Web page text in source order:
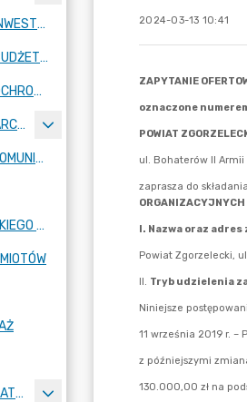
OGŁOSZENIA WYDZIAŁU INWESTYCJI I ZAMÓWIEŃ PUBLICZNYCH
OGŁOSZENIA WYDZIAŁU BUDŻETU I FINANSÓW
OGŁOSZENIA WYDZIAŁU OCHRONY ŚRODOWISKA
OGŁOSZENIA WYDZIAŁU ARCHITEKTURY I BUDOWNICTWA
OGŁOSZENIA WYDZIAŁU KOMUNIKACJI
OGŁOSZENIA DOLNOŚLĄSKIEGO WOJEWÓDZKIEGO KONSERWATORA ZABYTKÓW
ZAMÓWIENIA PUBLICZNE - PLATFORMA ZAKUPOWA
2024-03-13 10:41